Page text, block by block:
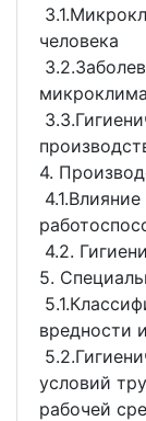
человека
4.
4.2.
5.
вредности
условий
рабочей